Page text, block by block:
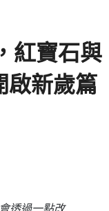
紅寶石與
啟新歲篇
透過一點改